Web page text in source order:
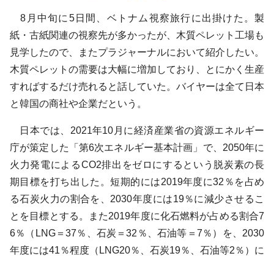
8月中旬に5日間、ベトナム視察旅行に出掛けた。製
紙・古紙関連の視察先が多かったが、木質ペレット工場も
見学したので、またプラジャーナルにおいて紹介したい。
木質ペレットの需要は大幅に増加しており、とにかく生産
すればするだけ売れると話していた。バイヤーは全て日本
と韓国の商社や企業だという。
日本では、2021年10月に経済産業省の資源エネルギー
庁が策定した「第6次エネルギー基本計画」で、2050年に
火力発電によるCO2排出をゼロにするという脱炭素の長
期目標を打ち出した。短期的には2019年度に32％を占め
る石炭火力の割合を、2030年度には19％に減少させるこ
とを目標とする。また2019年度に化石燃料が占める割合7
6％（LNG＝37％、石炭＝32％、石油等＝7％）を、2030
年度には41％程度（LNG20％、石炭19％、石油等2％）に